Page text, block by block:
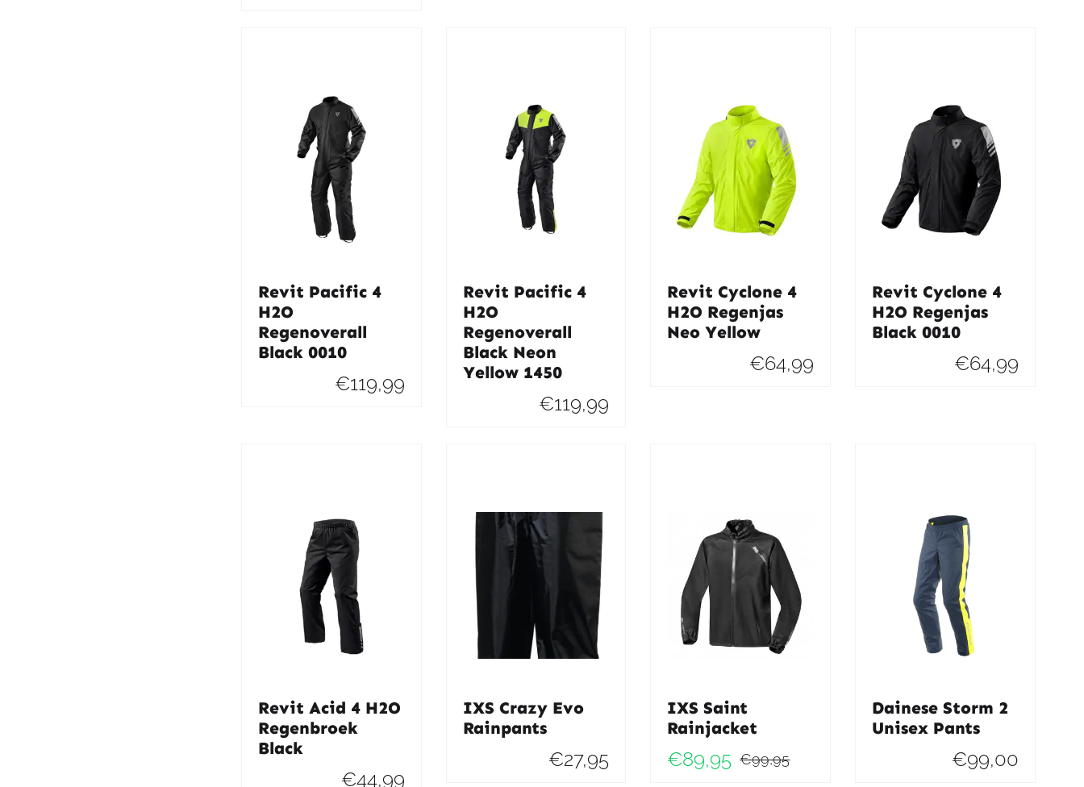
Revit Pacific 4
H2O
Regenoverall
Black 0010
€119,99
Revit Pacific 4
H2O
Regenoverall
Black Neon
Yellow 1450
€119,99
Revit Cyclone 4
H2O Regenjas
Neo Yellow
€64,99
Revit Cyclone 4
H2O Regenjas
Black 0010
€64,99
Revit Acid 4 H2O
Regenbroek
Black
€44,99
IXS Crazy Evo
Rainpants
€27,95
IXS Saint
Rainjacket
€99,95
€89,95
Dainese Storm 2
Unisex Pants
€99,00